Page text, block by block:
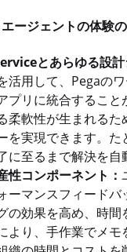
ージェントの体験
とあらゆる設計
活用して、Pegaの
プリに統合するこ
柔軟性が生まれる
を実現できます。
に至るまで解決を
性コンポーネント：
ーマンスフィード
の効果を高め、時
より、手作業でメ